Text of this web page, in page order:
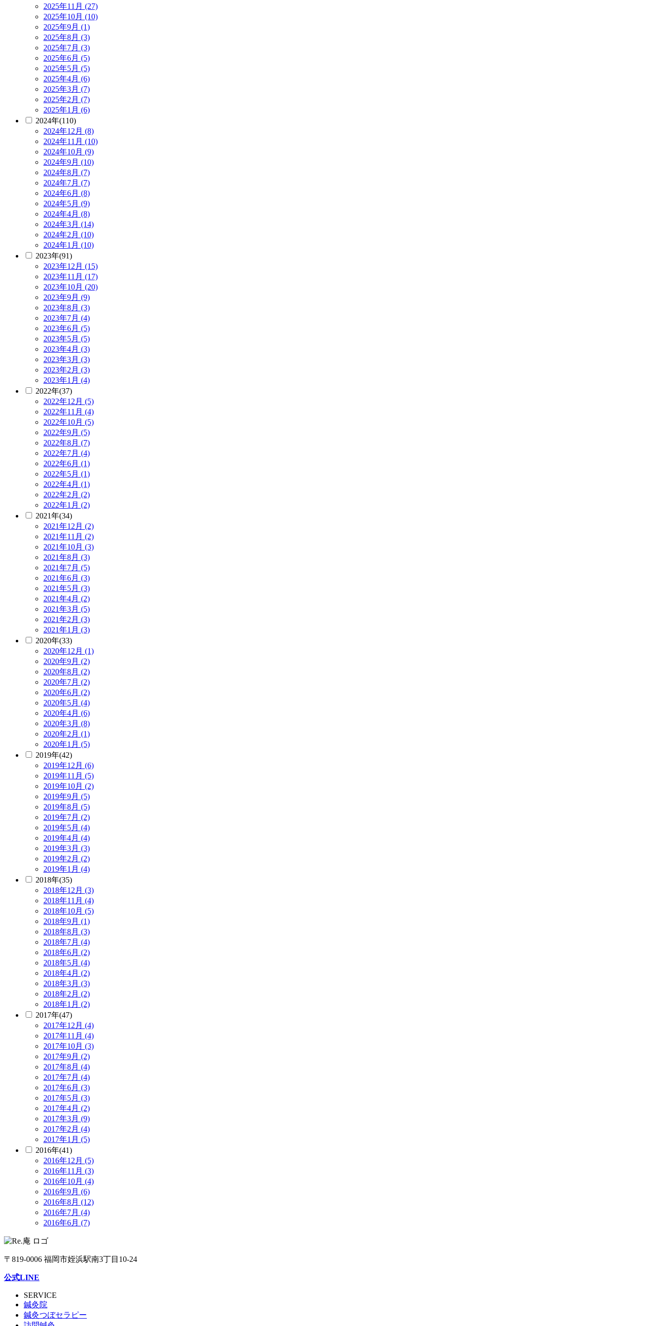
2025年11月 (27)
2025年10月 (10)
2025年9月 (1)
2025年8月 (3)
2025年7月 (3)
2025年6月 (5)
2025年5月 (5)
2025年4月 (6)
2025年3月 (7)
2025年2月 (7)
2025年1月 (6)
2024年(110)
2024年12月 (8)
2024年11月 (10)
2024年10月 (9)
2024年9月 (10)
2024年8月 (7)
2024年7月 (7)
2024年6月 (8)
2024年5月 (9)
2024年4月 (8)
2024年3月 (14)
2024年2月 (10)
2024年1月 (10)
2023年(91)
2023年12月 (15)
2023年11月 (17)
2023年10月 (20)
2023年9月 (9)
2023年8月 (3)
2023年7月 (4)
2023年6月 (5)
2023年5月 (5)
2023年4月 (3)
2023年3月 (3)
2023年2月 (3)
2023年1月 (4)
2022年(37)
2022年12月 (5)
2022年11月 (4)
2022年10月 (5)
2022年9月 (5)
2022年8月 (7)
2022年7月 (4)
2022年6月 (1)
2022年5月 (1)
2022年4月 (1)
2022年2月 (2)
2022年1月 (2)
2021年(34)
2021年12月 (2)
2021年11月 (2)
2021年10月 (3)
2021年8月 (3)
2021年7月 (5)
2021年6月 (3)
2021年5月 (3)
2021年4月 (2)
2021年3月 (5)
2021年2月 (3)
2021年1月 (3)
2020年(33)
2020年12月 (1)
2020年9月 (2)
2020年8月 (2)
2020年7月 (2)
2020年6月 (2)
2020年5月 (4)
2020年4月 (6)
2020年3月 (8)
2020年2月 (1)
2020年1月 (5)
2019年(42)
2019年12月 (6)
2019年11月 (5)
2019年10月 (2)
2019年9月 (5)
2019年8月 (5)
2019年7月 (2)
2019年5月 (4)
2019年4月 (4)
2019年3月 (3)
2019年2月 (2)
2019年1月 (4)
2018年(35)
2018年12月 (3)
2018年11月 (4)
2018年10月 (5)
2018年9月 (1)
2018年8月 (3)
2018年7月 (4)
2018年6月 (2)
2018年5月 (4)
2018年4月 (2)
2018年3月 (3)
2018年2月 (2)
2018年1月 (2)
2017年(47)
2017年12月 (4)
2017年11月 (4)
2017年10月 (3)
2017年9月 (2)
2017年8月 (4)
2017年7月 (4)
2017年6月 (3)
2017年5月 (3)
2017年4月 (2)
2017年3月 (9)
2017年2月 (4)
2017年1月 (5)
2016年(41)
2016年12月 (5)
2016年11月 (3)
2016年10月 (4)
2016年9月 (6)
2016年8月 (12)
2016年7月 (4)
2016年6月 (7)
〒819-0006 福岡市姪浜駅南3丁目10-24
公式LINE
SERVICE
鍼灸院
鍼灸つぼセラピー